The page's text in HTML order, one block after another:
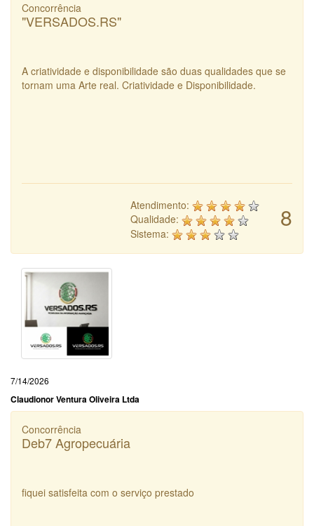
Concorrência
"VERSADOS.RS"
A criatividade e disponibilidade são duas qualidades que se
tornam uma Arte real. Criatividade e Disponibilidade.
8
Atendimento:
Qualidade:
Sistema:
7/14/2026
Claudionor Ventura Oliveira Ltda
Concorrência
Deb7 Agropecuária
fiquei satisfeita com o serviço prestado